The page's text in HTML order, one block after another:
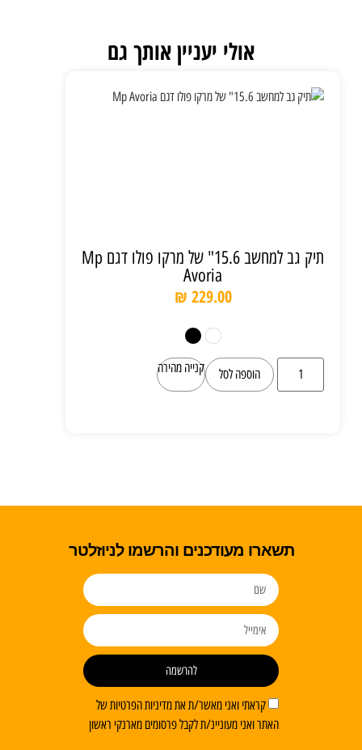
אולי יעניין אותך גם
תיק גב למחשב 15.6" של מרקו פולו דגם Mp
Avoria
₪ 229.00
הוספה לסל קנייה מהירה
תשארו מעודכנים והרשמו לניוזלטר
קראתי ואני מאשר/ת את מדיניות הפרטיות של
האתר ואני מעוניינ/ת לקבל פרסומים מארנקי ראשון
להרשמה